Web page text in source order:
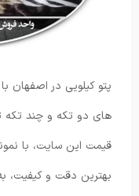
پتو کیلویی در اصفهان
های دو تکه و چند تکه
قیمت این سایت، با
بهترین دقت و کیفیت،